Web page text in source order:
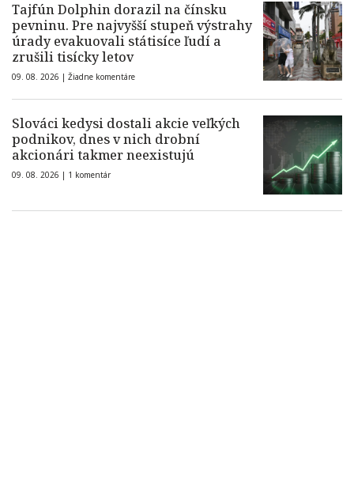
Tajfún Dolphin dorazil na čínsku
pevninu. Pre najvyšší stupeň výstrahy
úrady evakuovali státisíce ľudí a
zrušili tisícky letov
09. 08. 2026 | Žiadne komentáre
Slováci kedysi dostali akcie veľkých
podnikov, dnes v nich drobní
akcionári takmer neexistujú
09. 08. 2026 | 1 komentár